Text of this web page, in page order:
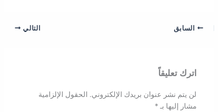
السابق التالي
اترك تعليقاً
لن يتم نشر عنوان بريدك الإلكتروني.
الحقول الإلزامية
مشار إليها بـ*